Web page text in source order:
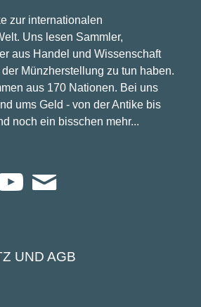
zur internationalen
Uns lesen Sammler,
aus Handel und Wissenschaft
Münzherstellung zu tun haben.
aus 170 Nationen. Bei uns
ums Geld - von der Antike bis
noch ein bisschen mehr...
UND AGB